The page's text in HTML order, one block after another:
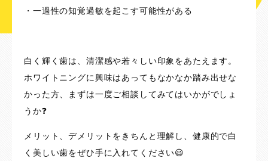
・一過性の知覚過敏を起こす可能性がある
白く輝く歯は、清潔感や若々しい印象をあたえます。
ホワイトニングに興味はあってもなかなか踏み出せな
かった方、まずは一度ご相談してみてはいかがでしょ
うか❓
メリット、デメリットをきちんと理解し、健康的で白
く美しい歯をぜひ手に入れてください😃